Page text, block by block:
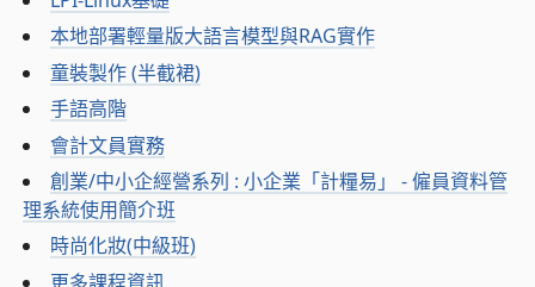
本地部署輕量版大語言模型與RAG實作
童裝製作 (半截裙)
手語高階
會計文員實務
創業/中小企經營系列 : 小企業「計糧易」 - 僱員資料管
理系統使用簡介班
時尚化妝(中級班)